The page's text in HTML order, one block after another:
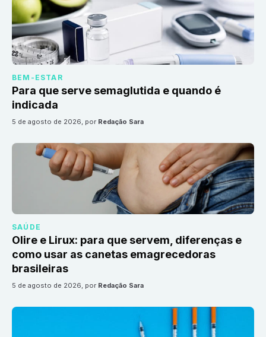
BEM-ESTAR
Para que serve semaglutida e quando é
indicada
5 de agosto de 2026, por Redação Sara
SAÚDE
Olire e Lirux: para que servem, diferenças e
como usar as canetas emagrecedoras
brasileiras
5 de agosto de 2026, por Redação Sara